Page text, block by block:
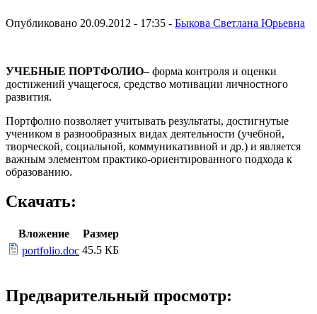
Опубликовано 20.09.2012 - 17:35 - Быкова Светлана Юрьевна
УЧЕБНЫЕ ПОРТФОЛИО– форма контроля и оценки
достижений учащегося, средство мотивации личностного
развития.
Портфолио позволяет учитывать результаты, достигнутые
учеником в разнообразных видах деятельности (учебной,
творческой, социальной, коммуникативной и др.) и является
важным элементом практико-ориентированного подхода к
образованию.
Скачать:
Вложение
Размер
portfolio.doc 45.5 КБ
Предварительный просмотр: